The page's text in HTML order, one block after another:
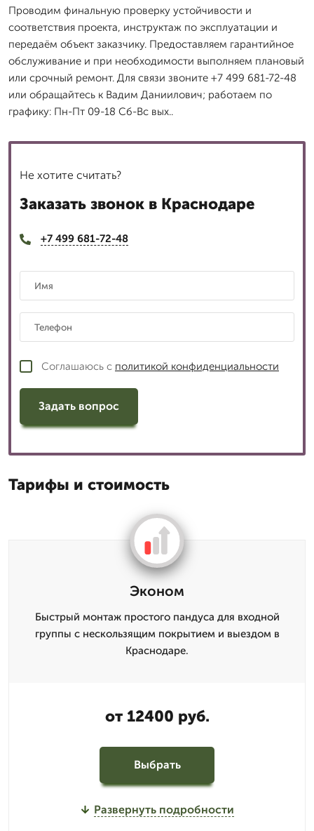
Проводим финальную проверку устойчивости и
соответствия проекта, инструктаж по эксплуатации и
передаём объект заказчику. Предоставляем гарантийное
обслуживание и при необходимости выполняем плановый
или срочный ремонт. Для связи звоните +7 499 681-72-48
или обращайтесь к Вадим Даниилович; работаем по
графику: Пн-Пт 09-18 Сб-Вс вых..
Не хотите считать?
Заказать звонок в Краснодаре
+7 499 681-72-48
Соглашаюсь с политикой конфиденциальности
Задать вопрос
Тарифы и стоимость
Эконом
Быстрый монтаж простого пандуса для входной
группы с нескользящим покрытием и выездом в
Краснодаре.
от 12400 руб.
Выбрать
Развернуть подробности